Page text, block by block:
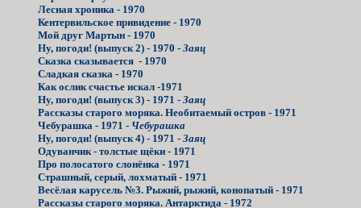
Лесная хроника - 1970
Кентервильское привидение - 1970
Мой друг Мартын - 1970
Ну, погоди! (выпуск 2) - 1970 -Заяц
Сказка сказывается - 1970
Сладкая сказка - 1970
Как ослик счастье искал -1971
Ну, погоди! (выпуск 3) - 1971 -Заяц
Рассказы старого моряка. Необитаемый остров - 1971
Чебурашка - 1971 - Чебурашка
Ну, погоди! (выпуск 4) - 1971 -Заяц
Одуванчик - толстые щёки - 1971
Про полосатого слонёнка - 1971
Страшный, серый, лохматый - 1971
Весёлая карусель №3. Рыжий, рыжий, конопатый - 1971
Рассказы старого моряка. Антарктида - 1972